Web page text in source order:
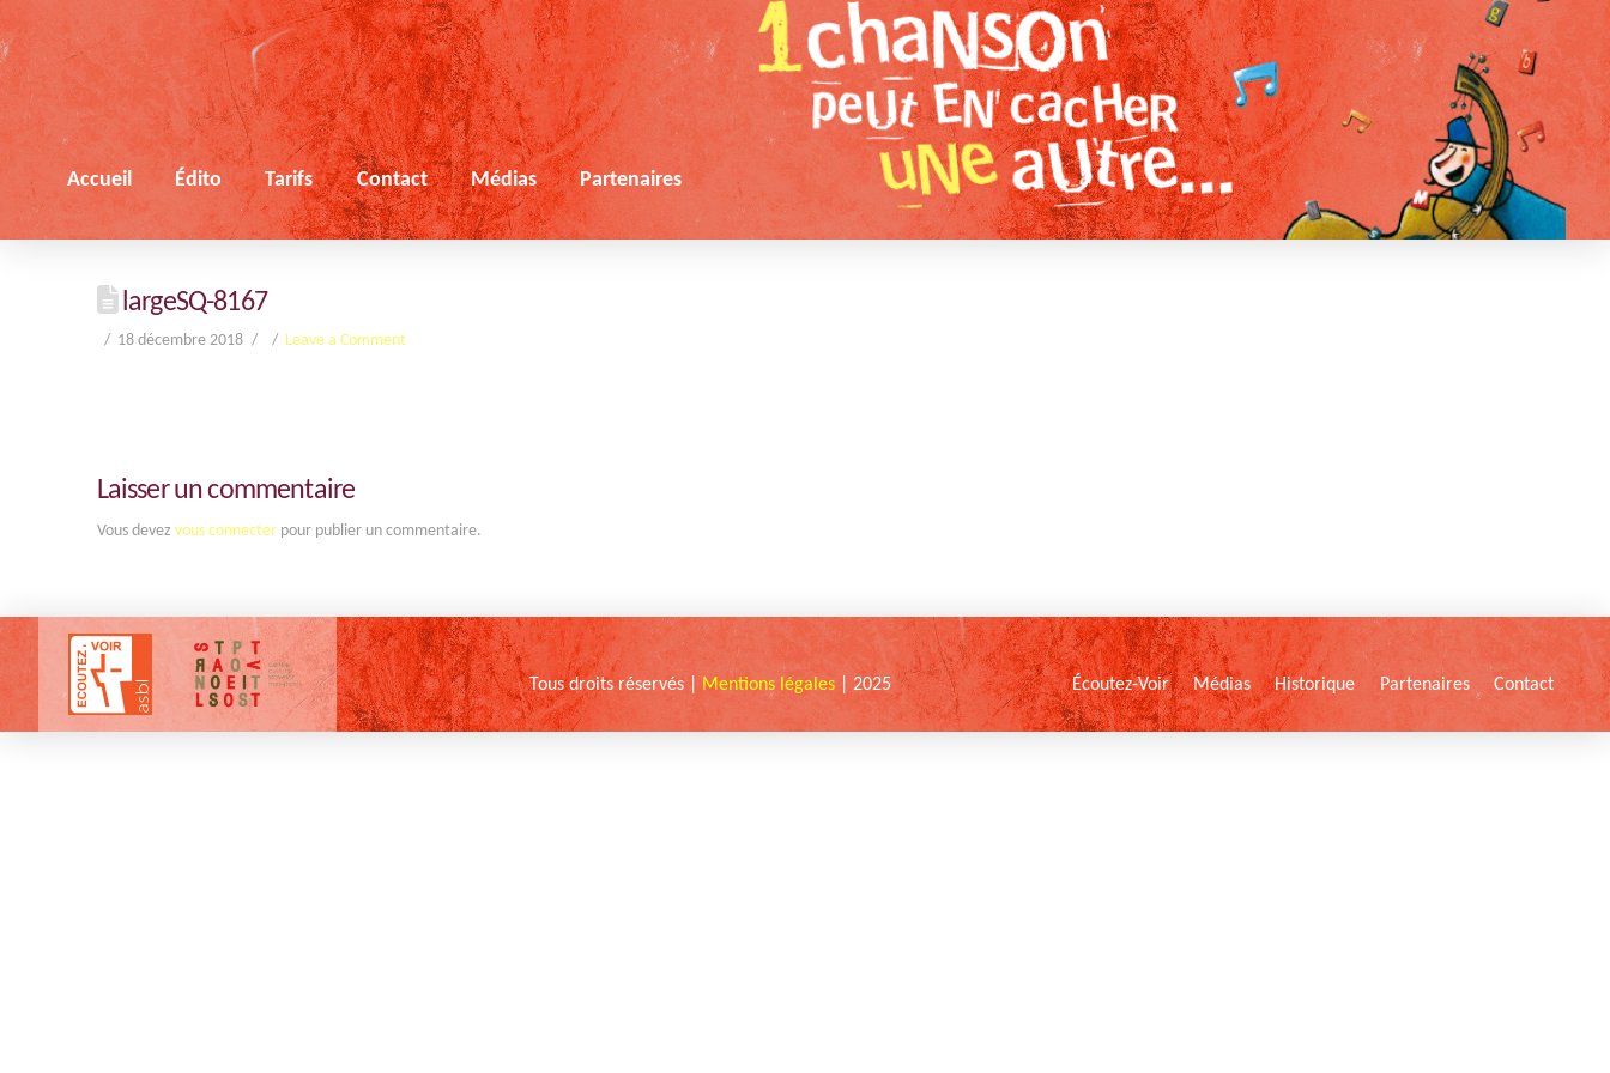
Accueil Édito Tarifs Contact Médias Partenaires
largeSQ-8167
18 décembre 2018 Leave a Comment
Laisser un commentaire
Vous devez vous connecterpour publier un commentaire.
Tous droits réservés | Mentions légales | 2025 Écoutez-Voir Médias Historique Partenaires Contact